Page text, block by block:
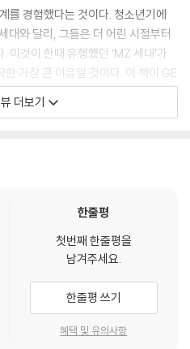
람들은 영구적인 성격의 피드 대신
업로드하기 시작했습니다. 스토리에
별 메시지를 통해 전달됩니다. 피드
이지만 10억 명의 사람들이 가진 커
치게 된 것입니다. 소셜 미디어뿐만
니다. SNS를 사용하는 사람뿐 아니
능은 무의식을 활용한 대표적인 인
인스타그램을 보다가 무심코 피드를
합니다. 간단한 동작만으로 무한에 가
겨서 새로고침은 놀랍게도 카지노
비슷합니다. 슬롯머신은 레버를 밑
로운 그림 조합을 무한정 만들어 냅
를 경험했다는 것이다. 청소년기에
대와 달리, 그들은 더 어린 시절부터
이것이 한때 유행했던 ‘MZ 세대’가
가장 큰 이유일 것이다. 이 책이 GE
. 디지털 시대에 최적화된 Z 세대는
. 따라서 디지털 기술의 명암을 제대
디지털 경험을 설계한 디자이너다.
다 잘 알고 있는 저자는 이 책에서 소
에 중독되도록 설계되는 다양한 다
현실 세계에서 일어나는 일들, 고도
겨나는 윤리적인 문제 등 이전에는
더보기
한줄평
첫번째 한줄평을
남겨주세요.
한줄평 쓰기
혜택 및 유의사항